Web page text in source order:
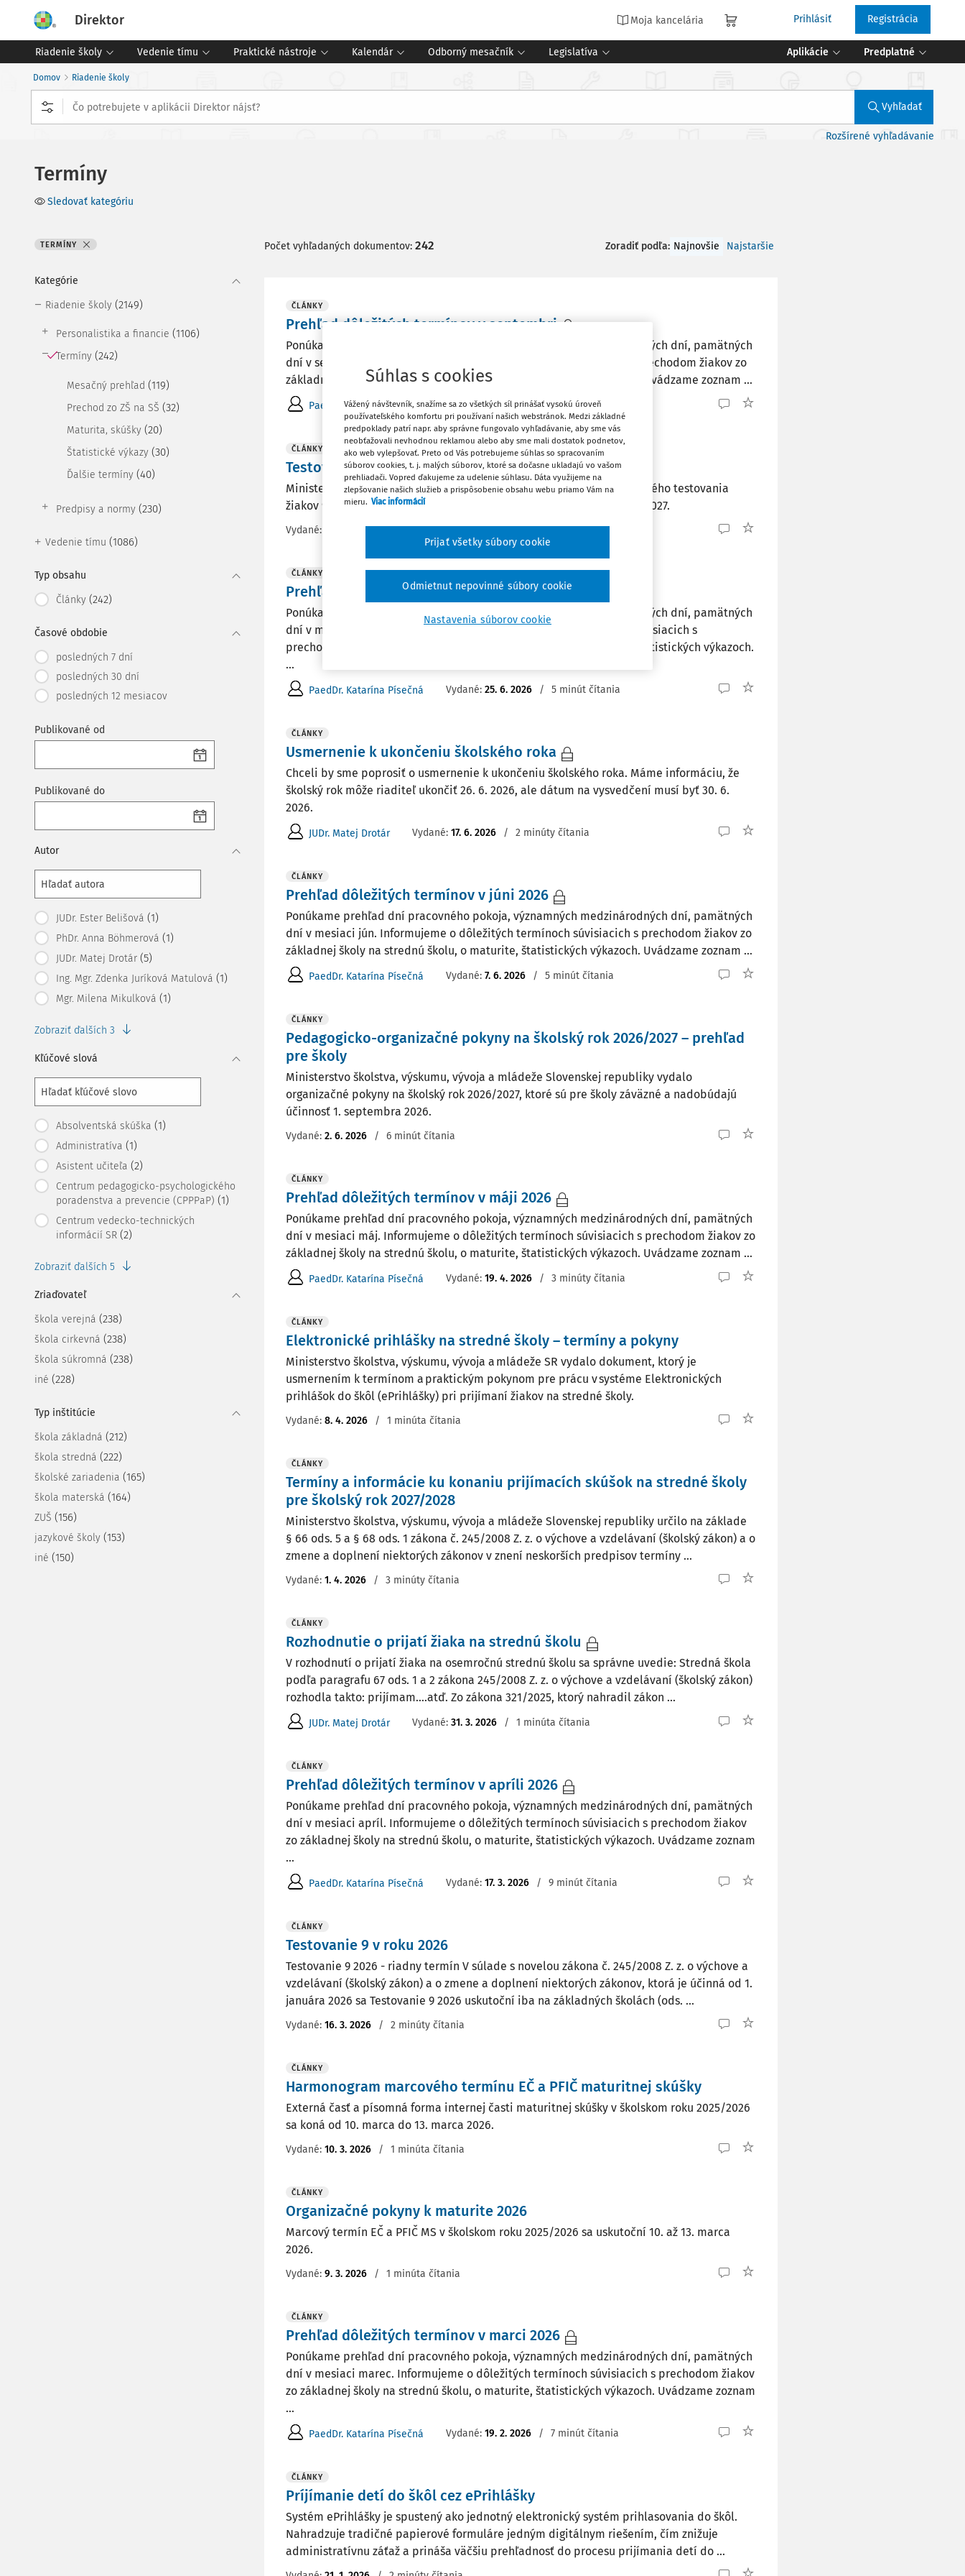
Direktor Moja kancelária Prihlásiť Registrácia
Riadenie školy Vedenie tímu Praktické nástroje Kalendár Odborný mesačník Legislatíva Aplikácie Predplatné
Domov Riadenie školy
Vyhľadať
Rozšírené vyhľadávanie
Termíny
Sledovať kategóriu
TERMÍNY
Kategórie
Riadenie školy (2149)
Personalistika a financie (1106)
Termíny (242)
Mesačný prehľad (119)
Prechod zo ZŠ na SŠ (32)
Maturita, skúšky (20)
Štatistické výkazy (30)
Ďalšie termíny (40)
Predpisy a normy (230)
Vedenie tímu (1086)
Typ obsahu
Články (242)
Časové obdobie
posledných 7 dní
posledných 30 dní
posledných 12 mesiacov
Publikované od
Publikované do
Autor
JUDr. Ester Belišová (1)
PhDr. Anna Böhmerová (1)
JUDr. Matej Drotár (5)
Ing. Mgr. Zdenka Juríková Matulová (1)
Mgr. Milena Mikulková (1)
Zobraziť ďalších 3
Kľúčové slová
Absolventská skúška (1)
Administratíva (1)
Asistent učiteľa (2)
Centrum pedagogicko-psychologického
poradenstva a prevencie (CPPPaP) (1)
Centrum vedecko-technických
informácií SR (2)
Zobraziť ďalších 5
Zriaďovateľ
škola verejná (238)
škola cirkevná (238)
škola súkromná (238)
iné (228)
Typ inštitúcie
škola základná (212)
škola stredná (222)
školské zariadenia (165)
škola materská (164)
ZUŠ (156)
jazykové školy (153)
iné (150)
Počet vyhľadaných dokumentov: 242 Zoradiť podľa: Najnovšie Najstaršie
ČLÁNKY
Prehľad dôležitých termínov v septembri
Ponúkame prehľad dní pracovného pokoja, významných medzinárodných dní, pamätných
dní v septembri. Informujeme o dôležitých termínoch súvisiacich s prechodom žiakov zo
základnej školy na strednú školu, o maturite, štatistických výkazoch. Uvádzame zoznam ...
PaedDr. Katarína Písečná Vydané:30. 7. 2026 / 7 minút čítania
ČLÁNKY
Testovanie 9 v školskom roku 2026/2027
Ministerstvo školstva zverejnilo harmonogram celoslovenského externého testovania
žiakov 9. ročníka základných škôl (Testovanie 9) pre školský rok 2026/2027.
Vydané: 17. 7. 2026 / 1 minúta čítania
ČLÁNKY
Prehľad dôležitých termínov v júli a auguste 2026
Ponúkame prehľad dní pracovného pokoja, významných medzinárodných dní, pamätných
dní v mesiacoch júl a august. Informujeme o dôležitých termínoch súvisiacich s
prechodom žiakov zo základnej školy na strednú školu, o maturite, štatistických výkazoch.
...
PaedDr. Katarína Písečná Vydané: 25. 6. 2026 / 5 minút čítania
ČLÁNKY
Usmernenie k ukončeniu školského roka
Chceli by sme poprosiť o usmernenie k ukončeniu školského roka. Máme informáciu, že
školský rok môže riaditeľ ukončiť 26. 6. 2026, ale dátum na vysvedčení musí byť 30. 6.
2026.
JUDr. Matej Drotár Vydané: 17. 6. 2026 / 2 minúty čítania
ČLÁNKY
Prehľad dôležitých termínov v júni 2026
Ponúkame prehľad dní pracovného pokoja, významných medzinárodných dní, pamätných
dní v mesiaci jún. Informujeme o dôležitých termínoch súvisiacich s prechodom žiakov zo
základnej školy na strednú školu, o maturite, štatistických výkazoch. Uvádzame zoznam ...
PaedDr. Katarína Písečná Vydané: 7. 6. 2026 / 5 minút čítania
ČLÁNKY
Pedagogicko-organizačné pokyny na školský rok 2026/2027 – prehľad
pre školy
Ministerstvo školstva, výskumu, vývoja a mládeže Slovenskej republiky vydalo
organizačné pokyny na školský rok 2026/2027, ktoré sú pre školy záväzné a nadobúdajú
účinnosť 1. septembra 2026.
Vydané: 2. 6. 2026 / 6 minút čítania
ČLÁNKY
Prehľad dôležitých termínov v máji 2026
Ponúkame prehľad dní pracovného pokoja, významných medzinárodných dní, pamätných
dní v mesiaci máj. Informujeme o dôležitých termínoch súvisiacich s prechodom žiakov zo
základnej školy na strednú školu, o maturite, štatistických výkazoch. Uvádzame zoznam ...
PaedDr. Katarína Písečná Vydané: 19. 4. 2026 / 3 minúty čítania
ČLÁNKY
Elektronické prihlášky na stredné školy – termíny a pokyny
Ministerstvo školstva, výskumu, vývoja a mládeže SR vydalo dokument, ktorý je
usmernením k termínom a praktickým pokynom pre prácu v systéme Elektronických
prihlášok do škôl (ePrihlášky) pri prijímaní žiakov na stredné školy.
Vydané: 8. 4. 2026 / 1 minúta čítania
ČLÁNKY
Termíny a informácie ku konaniu prijímacích skúšok na stredné školy
pre školský rok 2027/2028
Ministerstvo školstva, výskumu, vývoja a mládeže Slovenskej republiky určilo na základe
§ 66 ods. 5 a § 68 ods. 1 zákona č. 245/2008 Z. z. o výchove a vzdelávaní (školský zákon) a o
zmene a doplnení niektorých zákonov v znení neskorších predpisov termíny ...
Vydané: 1. 4. 2026 / 3 minúty čítania
ČLÁNKY
Rozhodnutie o prijatí žiaka na strednú školu
V rozhodnutí o prijatí žiaka na osemročnú strednú školu sa správne uvedie: Stredná škola
podľa paragrafu 67 ods. 1 a 2 zákona 245/2008 Z. z. o výchove a vzdelávaní (školský zákon)
rozhodla takto: prijímam….atď. Zo zákona 321/2025, ktorý nahradil zákon ...
JUDr. Matej Drotár Vydané: 31. 3. 2026 / 1 minúta čítania
ČLÁNKY
Prehľad dôležitých termínov v apríli 2026
Ponúkame prehľad dní pracovného pokoja, významných medzinárodných dní, pamätných
dní v mesiaci apríl. Informujeme o dôležitých termínoch súvisiacich s prechodom žiakov
zo základnej školy na strednú školu, o maturite, štatistických výkazoch. Uvádzame zoznam
...
PaedDr. Katarína Písečná Vydané: 17. 3. 2026 / 9 minút čítania
ČLÁNKY
Testovanie 9 v roku 2026
Testovanie 9 2026 - riadny termín V súlade s novelou zákona č. 245/2008 Z. z. o výchove a
vzdelávaní (školský zákon) a o zmene a doplnení niektorých zákonov, ktorá je účinná od 1.
januára 2026 sa Testovanie 9 2026 uskutoční iba na základných školách (ods. ...
Vydané: 16. 3. 2026 / 2 minúty čítania
ČLÁNKY
Harmonogram marcového termínu EČ a PFIČ maturitnej skúšky
Externá časť a písomná forma internej časti maturitnej skúšky v školskom roku 2025/2026
sa koná od 10. marca do 13. marca 2026.
Vydané: 10. 3. 2026 / 1 minúta čítania
ČLÁNKY
Organizačné pokyny k maturite 2026
Marcový termín EČ a PFIČ MS v školskom roku 2025/2026 sa uskutoční 10. až 13. marca
2026.
Vydané: 9. 3. 2026 / 1 minúta čítania
ČLÁNKY
Prehľad dôležitých termínov v marci 2026
Ponúkame prehľad dní pracovného pokoja, významných medzinárodných dní, pamätných
dní v mesiaci marec. Informujeme o dôležitých termínoch súvisiacich s prechodom žiakov
zo základnej školy na strednú školu, o maturite, štatistických výkazoch. Uvádzame zoznam
...
PaedDr. Katarína Písečná Vydané: 19. 2. 2026 / 7 minút čítania
ČLÁNKY
Príjímanie detí do škôl cez ePrihlášky
Systém ePrihlášky je spustený ako jednotný elektronický systém prihlasovania do škôl.
Nahradzuje tradičné papierové formuláre jedným digitálnym riešením, čím znižuje
administratívnu záťaž a prináša väčšiu prehľadnosť do procesu prijímania detí do ...
Súhlas s cookies
Vážený návštevník, snažíme sa zo všetkých síl prinášať vysokú úroveň
používateľského komfortu pri používaní našich webstránok. Medzi základné
predpoklady patrí napr. aby správne fungovalo vyhľadávanie, aby sme vás
neobťažovali nevhodnou reklamou alebo aby sme mali dostatok podnetov,
ako web vylepšovať. Preto od Vás potrebujeme súhlas so spracovaním
súborov cookies, t. j. malých súborov, ktoré sa dočasne ukladajú vo vašom
prehliadači. Vopred ďakujeme za udelenie súhlasu. Dáta využijeme na
zlepšovanie našich služieb a prispôsobenie obsahu webu priamo Vám na
mieru. Viac informácií
Nastavenia súborov cookie
Odmietnut nepovinné súbory cookie
Prijať všetky súbory cookie